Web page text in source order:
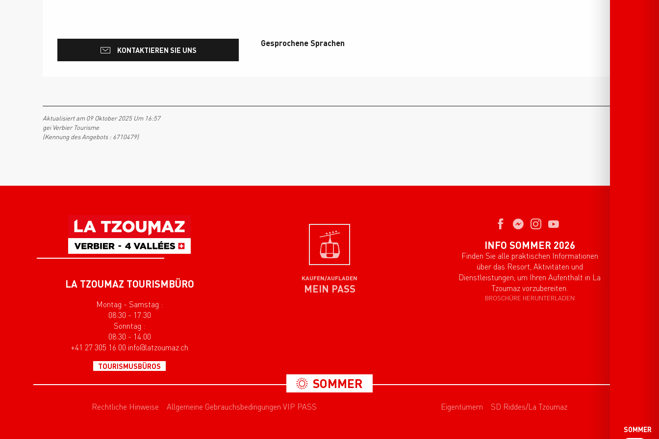
SOMMER
KONTAKTIEREN SIE UNS
Gesprochene Sprachen
Gesprochene Sprachen
Aktualisiert am 09 Oktober 2025 Um 16:57
gei Verbier Tourisme
(Kennung des Angebots : 6710479)
LA TZOUMAZ TOURISMBÜRO
Montag - Samstag :
08:30 - 17:30
Sonntag :
08:30 - 14:00
+41 27 305 16 00 info@latzoumaz.ch
TOURISMUSBÜROS
KAUFEN/AUFLADEN
MEIN PASS
INFO SOMMER 2026
Finden Sie alle praktischen Informationen
über das Resort, Aktivitäten und
Dienstleistungen, um Ihren Aufenthalt in La
Tzoumaz vorzubereiten.
BROSCHÜRE HERUNTERLADEN
SOMMER
Rechtliche Hinweise Allgemeine Gebrauchsbedingungen VIP PASS Eigentümern SD Riddes/La Tzoumaz